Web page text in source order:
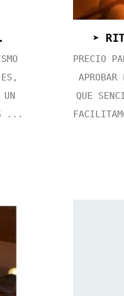
...
➤
PRECIO
QUE